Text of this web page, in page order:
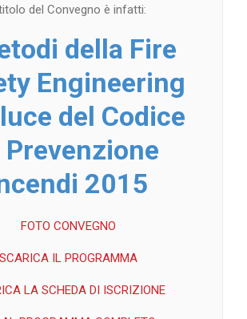
del Convegno è infatti:
della Fire
Engineering
del Codice
Prevenzione
2015
FOTO CONVEGNO
SCARICA IL PROGRAMMA
LA SCHEDA DI ISCRIZIONE